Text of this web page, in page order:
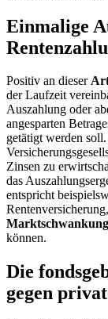
Einmalige
Positiv an dieser
der Laufzeit
Auszahlung oder
angesparten
getätigt werden
Zinsen zu
das
entspricht
können.
Die
gegen